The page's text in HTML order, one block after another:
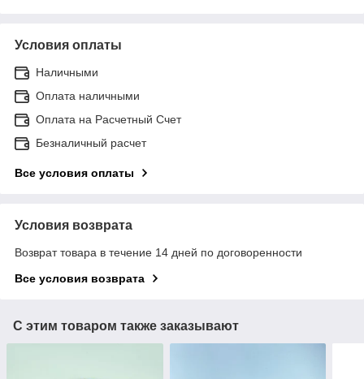
Условия оплаты
Наличными
Оплата наличными
Оплата на Расчетный Счет
Безналичный расчет
Все условия оплаты
Условия возврата
Возврат товара в течение 14 дней по договоренности
Все условия возврата
С этим товаром также заказывают